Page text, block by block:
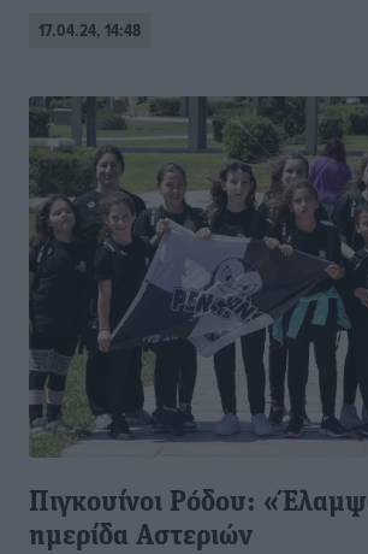
17.04.24, 14:48
Πιγκουίνοι Ρόδου:
ημερίδα Αστεριών